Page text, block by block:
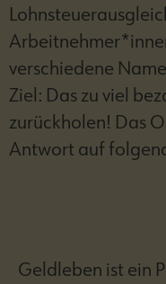
verschiedene
Ziel: Das zu viel
zurückholen! Das
Antwort auf
Geldleben ist ein